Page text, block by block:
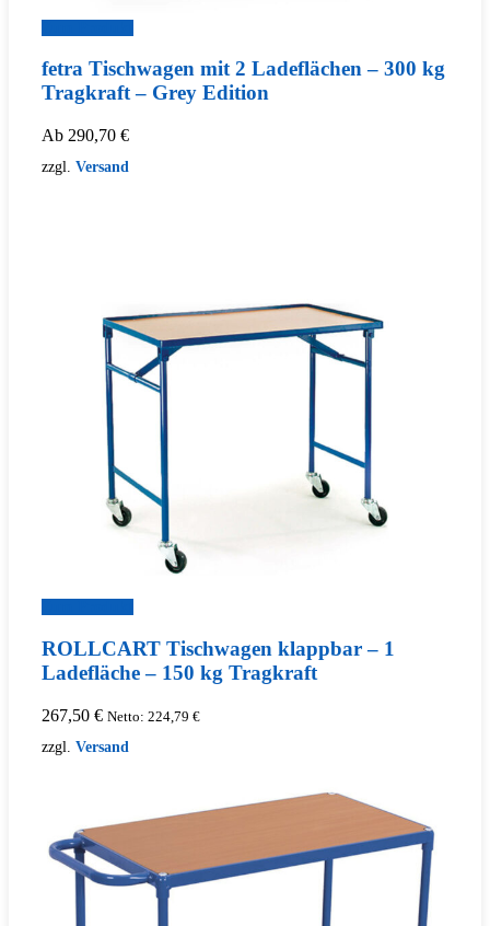
fetra Tischwagen mit 2 Ladeflächen – 300 kg
Tragkraft – Grey Edition
Ab 290,70 €
zzgl. Versand
ROLLCART Tischwagen klappbar – 1
Ladefläche – 150 kg Tragkraft
267,50 € Netto: 224,79 €
zzgl. Versand